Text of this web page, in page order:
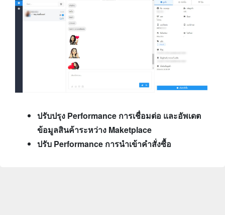
ปรับปรุง Performance การเชื่อมต่อ และอัพเดต
ข้อมูลสินค้าระหว่าง Maketplace
ปรับ Performance การนำเข้าคำสั่งซื้อ